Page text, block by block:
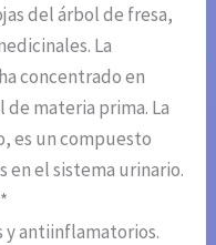
del árbol de fresa,
La
concentrado en
materia prima. La
es un compuesto
en el sistema urinario.
y antiinflamatorios.